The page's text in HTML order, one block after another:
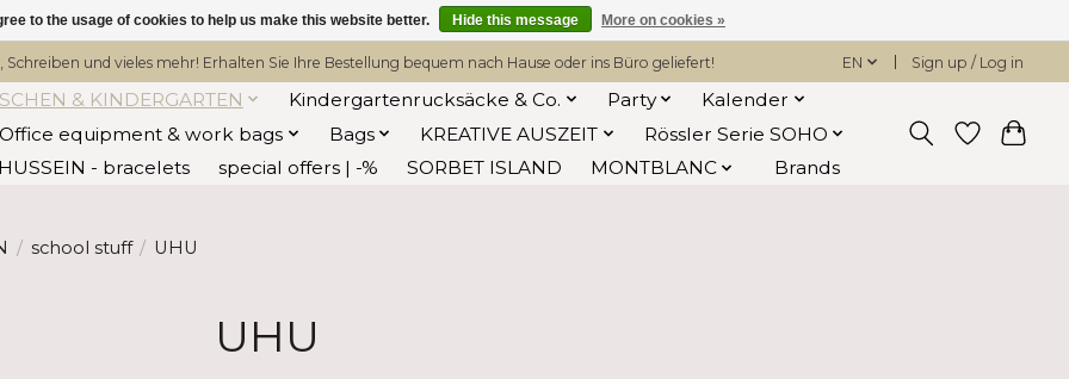
und vieles mehr! Erhalten Sie Ihre Bestellung bequem nach Hause oder ins Büro geliefert! EN Sign up / Log in
& KINDERGARTEN Kindergartenrucksäcke & Co. Party
Kalender
Office equipment & work bags
Bags KREATIVE AUSZEIT
Rössler Serie SOHO
- bracelets
special offers | -% SORBET ISLAND MONTBLANC Brands
/ school stuff / UHU
UHU
to the usage of cookies to help us make this website better. Hide this message More on cookies »